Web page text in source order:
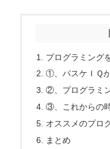
プログラミング
①、バスケＩＱ
②、プログラミ
③、これからの
オススメのプロ
まとめ